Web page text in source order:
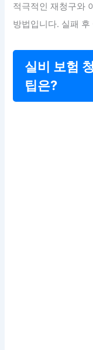
적극적인 재청구와
방법입니다. 실패
실비 보험
팁은?